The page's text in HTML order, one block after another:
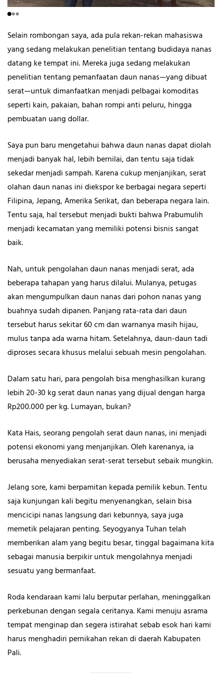
Selain rombongan saya, ada pula rekan-rekan mahasiswa
yang sedang melakukan penelitian tentang budidaya nanas
datang ke tempat ini. Mereka juga sedang melakukan
penelitian tentang pemanfaatan daun nanas—yang dibuat
serat—untuk dimanfaatkan menjadi pelbagai komoditas
seperti kain, pakaian, bahan rompi anti peluru, hingga
pembuatan uang dollar.
Saya pun baru mengetahui bahwa daun nanas dapat diolah
menjadi banyak hal, lebih bernilai, dan tentu saja tidak
sekedar menjadi sampah. Karena cukup menjanjikan, serat
olahan daun nanas ini diekspor ke berbagai negara seperti
Filipina, Jepang, Amerika Serikat, dan beberapa negara lain.
Tentu saja, hal tersebut menjadi bukti bahwa Prabumulih
menjadi kecamatan yang memiliki potensi bisnis sangat
baik.
Nah, untuk pengolahan daun nanas menjadi serat, ada
beberapa tahapan yang harus dilalui. Mulanya, petugas
akan mengumpulkan daun nanas dari pohon nanas yang
buahnya sudah dipanen. Panjang rata-rata dari daun
tersebut harus sekitar 60 cm dan warnanya masih hijau,
mulus tanpa ada warna hitam. Setelahnya, daun-daun tadi
diproses secara khusus melalui sebuah mesin pengolahan.
Dalam satu hari, para pengolah bisa menghasilkan kurang
lebih 20-30 kg serat daun nanas yang dijual dengan harga
Rp200.000 per kg. Lumayan, bukan?
Kata Hais, seorang pengolah serat daun nanas, ini menjadi
potensi ekonomi yang menjanjikan. Oleh karenanya, ia
berusaha menyediakan serat-serat tersebut sebaik mungkin.
Jelang sore, kami berpamitan kepada pemilik kebun. Tentu
saja kunjungan kali begitu menyenangkan, selain bisa
mencicipi nanas langsung dari kebunnya, saya juga
memetik pelajaran penting. Seyogyanya Tuhan telah
memberikan alam yang begitu besar, tinggal bagaimana kita
sebagai manusia berpikir untuk mengolahnya menjadi
sesuatu yang bermanfaat.
Roda kendaraan kami lalu berputar perlahan, meninggalkan
perkebunan dengan segala ceritanya. Kami menuju asrama
tempat menginap dan segera istirahat sebab esok hari kami
harus menghadiri pernikahan rekan di daerah Kabupaten
Pali.